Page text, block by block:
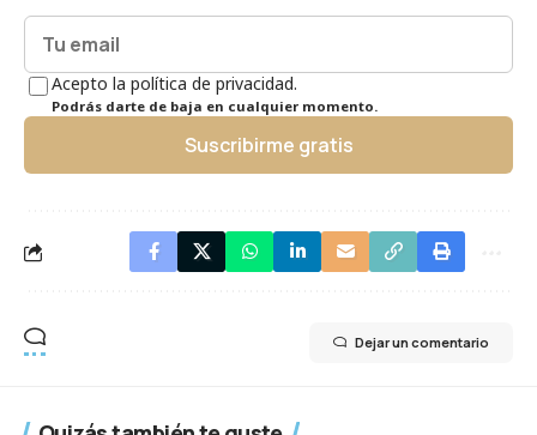
Acepto la política de privacidad.
Podrás darte de baja en cualquier momento.
Suscribirme gratis
Dejar un comentario